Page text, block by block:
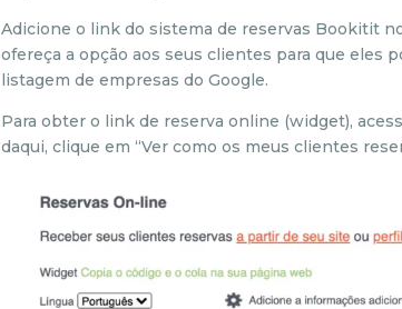
Adicione o link do sistema de reservas Bookitit
ofereça a opção aos seus clientes para que eles
listagem de empresas do Google.
Para obter o link de reserva online (widget),
daqui, clique em “Ver como os meus clientes